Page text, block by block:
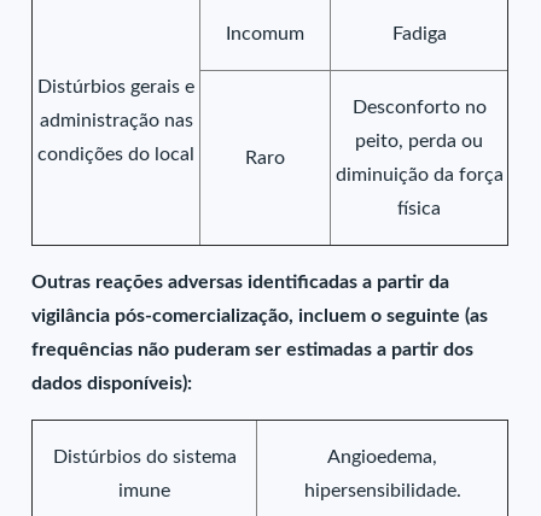
Distúrbios gerais e
administração nas
condições do local
Incomum Fadiga
Raro
Desconforto no
peito, perda ou
diminuição da força
física
Outras reações adversas identificadas a partir da
vigilância pós-comercialização, incluem o seguinte (as
frequências não puderam ser estimadas a partir dos
dados disponíveis):
Distúrbios do sistema
imune
Angioedema,
hipersensibilidade.